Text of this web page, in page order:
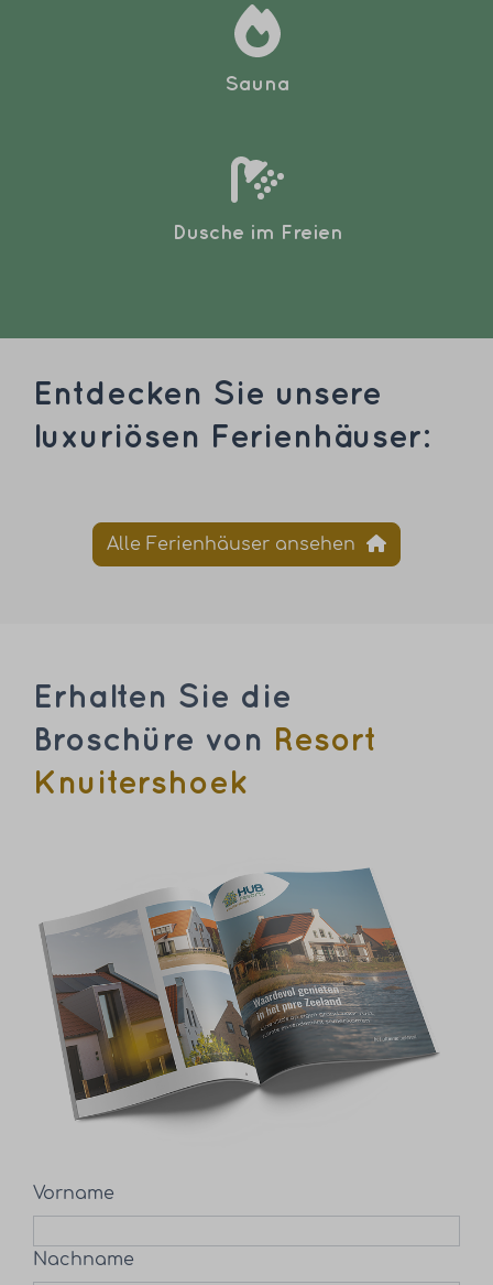
Sauna
Dusche im Freien
Entdecken Sie unsere
luxuriösen Ferienhäuser:
Alle Ferienhäuser ansehen
Erhalten Sie die
Broschüre von
Resort
Knuitershoek
Vorname
Nachname